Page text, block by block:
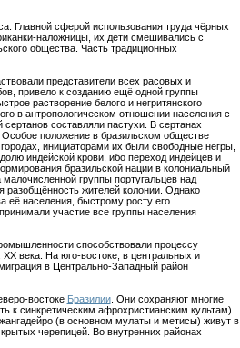
Главной сферой использования труда чёрных
наложницы, их дети смешивались с
общества. Часть традиционных
представители всех расовых и
привело к созданию ещё одной группы
растворение белого и негритянского
в антропологическом отношении населения с
составляли пастухи. В сертанах
положение в бразильском обществе
инициаторами их были свободные негры,
индейской крови, ибо переход индейцев и
бразильской нации в колониальный
группы португальцев над
жителей колонии. Однако
её населения, быстрому росту его
участие все группы населения
способствовали процессу
века. На юго-востоке, в центральных и
в Центрально-Западный район
востоке Бразилии. Они сохраняют многие
к синкретическим афрохристианским культам).
(в основном мулаты и метисы) живут в
черепицей. Во внутренних районах